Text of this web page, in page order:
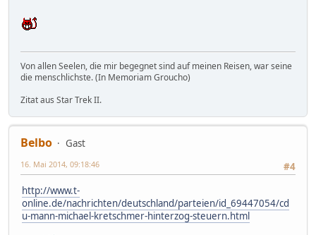
Von allen Seelen, die mir begegnet sind auf meinen Reisen, war seine
die menschlichste. (In Memoriam Groucho)
Zitat aus Star Trek II.
Belbo
Gast
#4
16. Mai 2014, 09:18:46
http://www.t-
online.de/nachrichten/deutschland/parteien/id_69447054/cd
u-mann-michael-kretschmer-hinterzog-steuern.html